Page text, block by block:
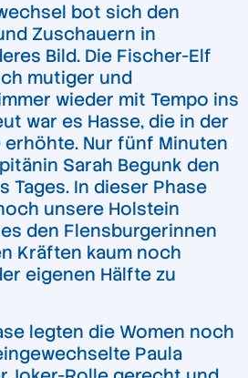
bot sich den
Zuschauern in
Bild. Die Fischer-Elf
mutiger und
wieder mit Tempo ins
war es Hasse, die in der
erhöhte. Nur fünf Minuten
Sarah Begunk den
Tages. In dieser Phase
unsere Holstein
den Flensburgerinnen
Kräften kaum noch
eigenen Hälfte zu
legten die Women noch
Paula